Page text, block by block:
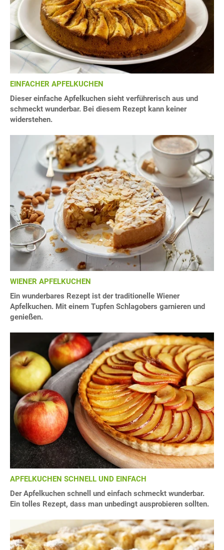
EINFACHER APFELKUCHEN
Dieser einfache Apfelkuchen sieht verführerisch aus und
schmeckt wunderbar. Bei diesem Rezept kann keiner
widerstehen.
WIENER APFELKUCHEN
Ein wunderbares Rezept ist der traditionelle Wiener
Apfelkuchen. Mit einem Tupfen Schlagobers garnieren und
genießen.
APFELKUCHEN SCHNELL UND EINFACH
Der Apfelkuchen schnell und einfach schmeckt wunderbar.
Ein tolles Rezept, dass man unbedingt ausprobieren sollten.